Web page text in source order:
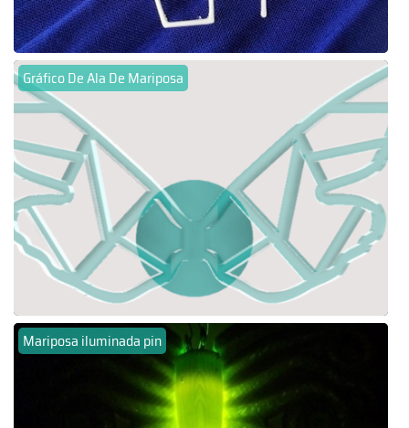
Gráfico De Ala De Mariposa
Mariposa iluminada pin